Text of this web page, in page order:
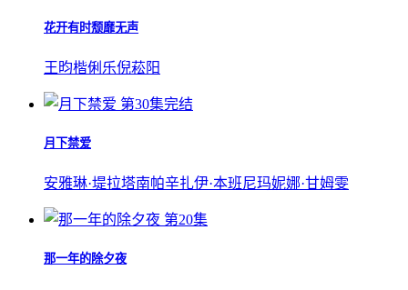
花开有时颓靡无声
王昀楷俐乐倪菘阳
第30集完结
月下禁爱
安雅琳·堤拉塔南帕辛扎伊·本班尼玛妮娜·甘姆雯
第20集
那一年的除夕夜